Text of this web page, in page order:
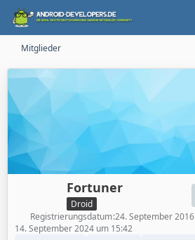
Mitglieder
Fortuner
Droid
Registrierungsdatum 24. September 2016
14. September 2024 um 15:42